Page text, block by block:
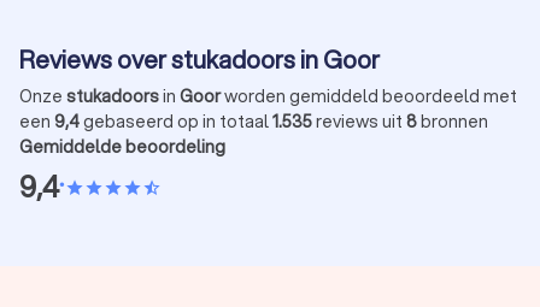
5. Stucwerk
De stukadoor brengt de pleisterlaag aan en werkt alles strak
af. Dit geldt voor muren, plafonds of andere oppervlakken die
je hebt opgegeven.
Reviews over stukadoors in Goor
Onze stukadoorsin Goorworden gemiddeld beoordeeld met
een 9,4gebaseerd op in totaal1.535reviews uit 8bronnen
Gemiddelde beoordeling
9,4•starstarstarstarstar_half